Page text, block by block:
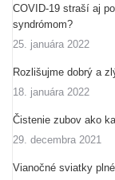
COVID-19 straší aj
syndrómom?
25. januára 2022
Rozlišujme dobrý a
18. januára 2022
Čistenie zubov ako
29. decembra 2021
Vianočné sviatky